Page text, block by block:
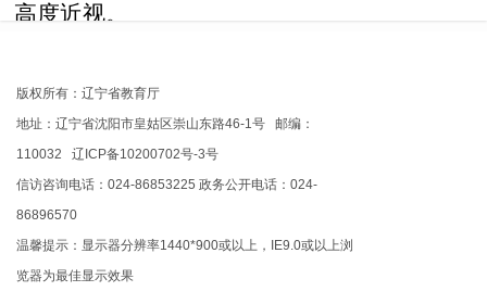
高度近视。
建立多元有效的儿童青少年近视防控创
新机制，各市政府制定政策，引领方向，促
进地方产业发展，打造社会责任集群企业，
全面支持近视防控系统工程。在科普宣教环
节组建区域性义工组织，深入校园、社区、
集团企业、机关单位开展宣教活动，充分发
版权所有：辽宁省教育厅
地址：辽宁省沈阳市皇姑区崇山东路46-1号 邮编：
110032 辽ICP备10200702号-3号
信访咨询电话：024-86853225 政务公开电话：024-
86896570
温馨提示：显示器分辨率1440*900或以上，IE9.0或以上浏
览器为最佳显示效果